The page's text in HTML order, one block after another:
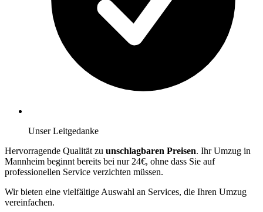
Unser Leitgedanke
Hervorragende Qualität zu unschlagbaren Preisen. Ihr Umzug in
Mannheim beginnt bereits bei nur 24€, ohne dass Sie auf
professionellen Service verzichten müssen.
Wir bieten eine vielfältige Auswahl an Services, die Ihren Umzug
vereinfachen.